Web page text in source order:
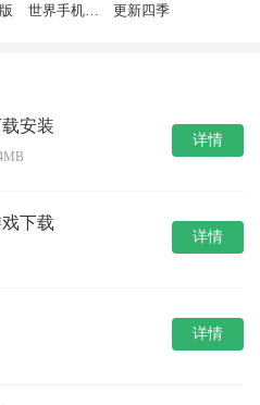
世界手机最
更新四季
安装
详情
下载
详情
详情